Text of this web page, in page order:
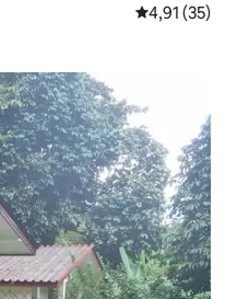
Середня
4,91 (35)